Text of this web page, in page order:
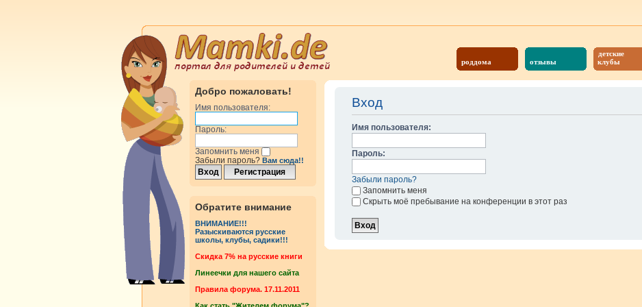
роддома отзывы
детские
клубы
Добро пожаловать!
Имя пользователя:
Пароль:
Запомнить меня
Забыли пароль? Вам сюда!!
Обратите внимание
ВНИМАНИЕ!!!
Разыскиваются русские
школы, клубы, садики!!!
Cкидка 7% на русские книги
Линеечки для нашего сайта
Правила форума. 17.11.2011
Вход
Имя пользователя:
Пароль:
Забыли пароль?
Запомнить меня
Скрыть моё пребывание на конференции в этот раз